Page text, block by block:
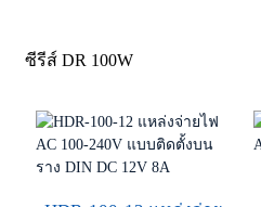
ซีรีส์ DR 100W